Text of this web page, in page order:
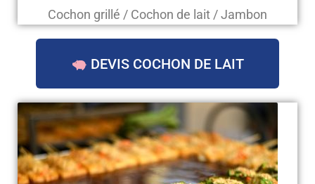
Cochon grillé / Cochon de lait / Jambon
DEVIS COCHON DE LAIT